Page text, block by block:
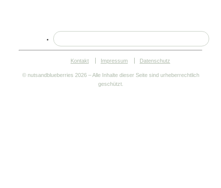
Kontakt Impressum Datenschutz
© nutsandblueberries 2026 – Alle Inhalte dieser Seite sind urheberrechtlich
geschützt.